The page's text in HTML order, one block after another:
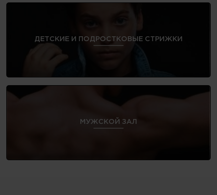
ДЕТСКИЕ И ПОДРОСТКОВЫЕ СТРИЖКИ
МУЖСКОЙ ЗАЛ